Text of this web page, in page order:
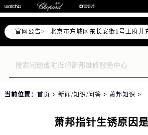
官网公告>
节假日正常营业！
当前位置： 首页 > 新闻/知识/问答 > 萧邦知识 >
萧邦指针生锈原因